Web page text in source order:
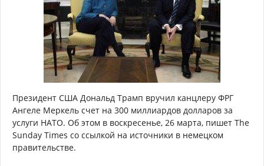
Президент США Дональд Трамп вручил канцлеру ФРГ
Ангеле Меркель счет на 300 миллиардов долларов за
услуги НАТО. Об этом в воскресенье, 26 марта, пишет The
Sunday Times со ссылкой на источники в немецком
правительстве.